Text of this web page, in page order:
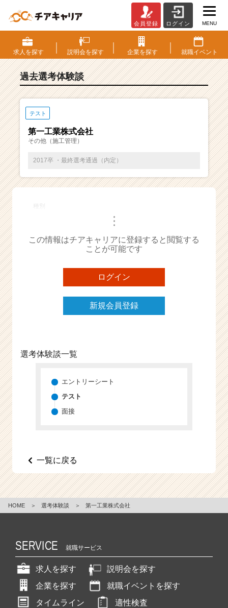
S・
選
考
験
ベ
チ
ー・
成
ら
ス
ト
が
届
く
チ
C
a
r）
会員登録 ログイン MENU
求人を探す 説明会を探す 企業を探す 就職イベント
過去選考体験談
テスト
第一工業株式会社
その他（施工管理）
2017卒 ・最終選考通過（内定）
・・・
この情報はチアキャリアに登録すると閲覧する
ことが可能です
ログイン
新規会員登録
選考体験談一覧
エントリーシート
テスト
面接
一覧に戻る
HOME ＞ 選考体験談 ＞ 第一工業株式会社
SERVICE 就職サービス
求人を探す
説明会を探す
企業を探す
就職イベントを探す
タイムライン
適性検査